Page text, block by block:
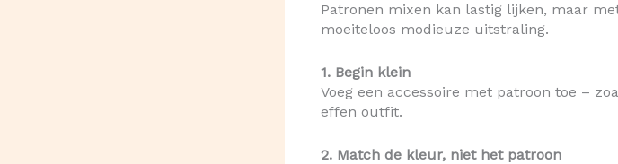
Patronen mixen kan lastig lijken, maar
moeiteloos modieuze uitstraling.
1. Begin klein
Voeg een accessoire met patroon toe –
effen outfit.
2. Match de kleur, niet het patroon